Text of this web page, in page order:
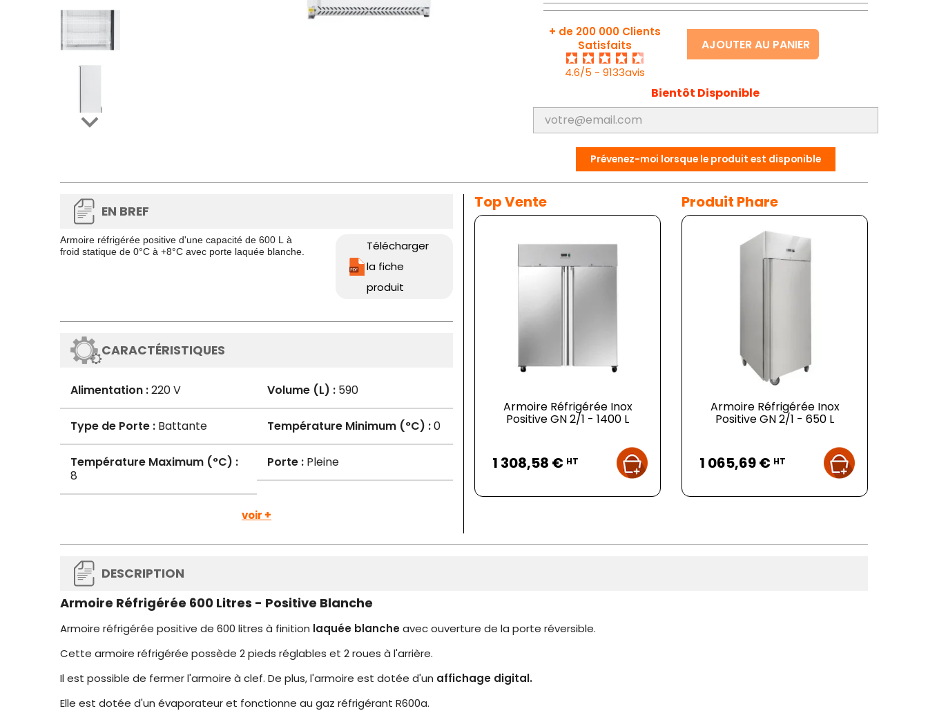

+ de 200 000 Clients
Satisfaits
4.6/5 - 9133avis
AJOUTER AU PANIER
Bientôt Disponible
Prévenez-moi lorsque le produit est disponible
EN BREF
Armoire réfrigérée positive d'une capacité de 600 L à
froid statique de 0°C à +8°C avec porte laquée blanche.
Télécharger
la fiche
produit
CARACTÉRISTIQUES
Alimentation :220 V Volume (L) :590
Type de Porte : Battante Température Minimum (°C) :0
Température Maximum (°C) :
8
Porte :Pleine
voir +
Top Vente
Armoire Réfrigérée Inox
Positive GN 2/1 - 1400 L
1 308,58 € HT
Produit Phare
Armoire Réfrigérée Inox
Positive GN 2/1 - 650 L
1 065,69 € HT
DESCRIPTION
Armoire Réfrigérée 600 Litres - Positive Blanche
Armoire réfrigérée positive de 600 litres à finition laquée blancheavec ouverture de la porte réversible.
Cette armoire réfrigérée possède 2 pieds réglables et 2 roues à l'arrière.
Il est possible de fermer l'armoire à clef. De plus, l'armoire est dotée d'un affichage digital.
Elle est dotée d'un évaporateur et fonctionne au gaz réfrigérant R600a.